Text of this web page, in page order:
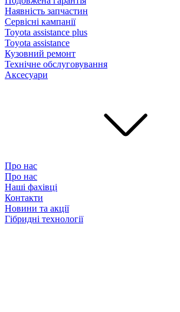
Наявність запчастин
Сервісні кампанії
Toyota assistance plus
Toyota assistance
Кузовний ремонт
Технічне обслуговування
Аксесуари
Про нас
Про нас
Наші фахівці
Контакти
Новини та акції
Гібридні технології